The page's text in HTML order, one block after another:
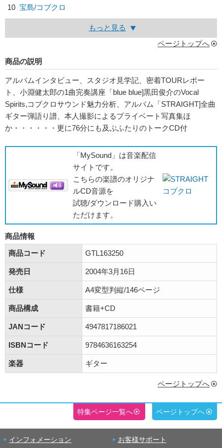
10 宝島/コブクロ
もっと見る
ページトップへ
商品の説明
アルバムインタビュー、スタジオ見学記、密着TOURレポー
ト、小淵健太郎の1曲完奏講座「blue blue]黒田俊介のVocal
Spirits,コブクロサウンド魅力分析、アルバム「STRAIGHT]全曲
ギター弾語り譜、本人撮影によるプライベート写真集ほ
か・・・・・・更に76分にも及ぶふたりのトークCD付
「MySound」は音楽配信
サイトです。
こちらの楽譜のオリジナ
ルCD音源を
試聴/ダウンロード購入い
ただけます。
商品情報
商品コード
GTL163250
発売日 2004年3月16日
仕様 A4変型判縦/146ページ
商品構成 書籍+CD
JANコード 4947817186021
ISBNコード 9784636163254
楽器 ギター
ページトップへ
特集ページ一覧へ ページトップへ
インフォメーション お客様サポート